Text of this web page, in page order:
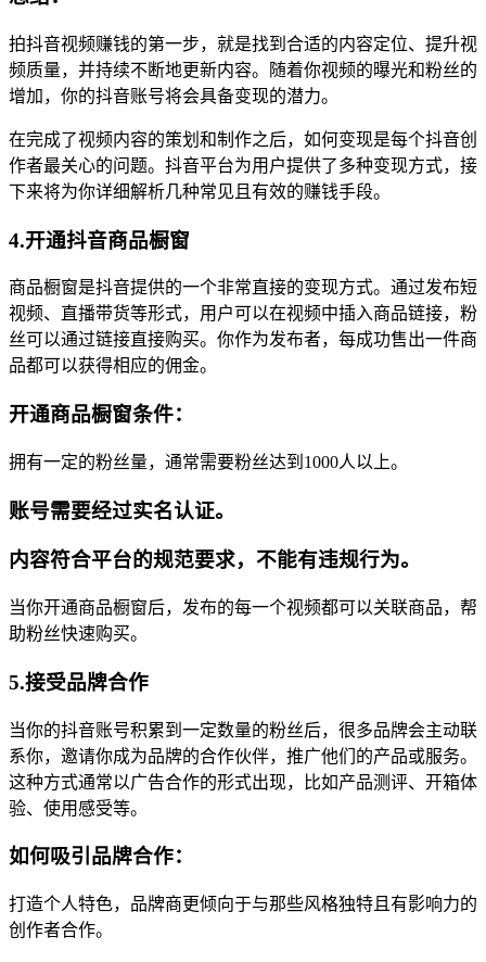
拍抖音视频赚钱的第一步，就是找到合适的内容定位、提升视
频质量，并持续不断地更新内容。随着你视频的曝光和粉丝的
增加，你的抖音账号将会具备变现的潜力。
在完成了视频内容的策划和制作之后，如何变现是每个抖音创
作者最关心的问题。抖音平台为用户提供了多种变现方式，接
下来将为你详细解析几种常见且有效的赚钱手段。
4.开通抖音商品橱窗
商品橱窗是抖音提供的一个非常直接的变现方式。通过发布短
视频、直播带货等形式，用户可以在视频中插入商品链接，粉
丝可以通过链接直接购买。你作为发布者，每成功售出一件商
品都可以获得相应的佣金。
开通商品橱窗条件：
拥有一定的粉丝量，通常需要粉丝达到1000人以上。
账号需要经过实名认证。
内容符合平台的规范要求，不能有违规行为。
当你开通商品橱窗后，发布的每一个视频都可以关联商品，帮
助粉丝快速购买。
5.接受品牌合作
当你的抖音账号积累到一定数量的粉丝后，很多品牌会主动联
系你，邀请你成为品牌的合作伙伴，推广他们的产品或服务。
这种方式通常以广告合作的形式出现，比如产品测评、开箱体
验、使用感受等。
如何吸引品牌合作：
打造个人特色，品牌商更倾向于与那些风格独特且有影响力的
创作者合作。